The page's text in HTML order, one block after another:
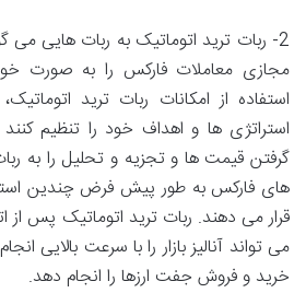
2- ربات ترید اتوماتیک به ربات هایی می
مجازی معاملات فارکس را به صورت
استفاده از امکانات ربات ترید
استراتژی ها و اهداف خود را تنظیم
گرفتن قیمت ها و تجزیه و تحلیل را به
های فارکس به طور پیش فرض چندین
قرار می دهند. ربات ترید اتوماتیک پس از
می تواند آنالیز بازار را با سرعت بالایی
خرید و فروش جفت ارزها را انجام دهد.